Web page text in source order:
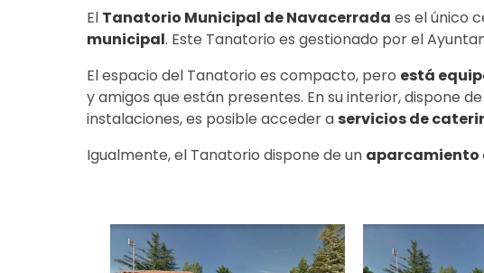
El Tanatorio Municipal de Navacerrada es el único
municipal. Este Tanatorio es gestionado por el
El espacio del Tanatorio es compacto, pero está
y amigos que están presentes. En su interior, dispone de
instalaciones, es posible acceder a servicios de
Igualmente, el Tanatorio dispone de un aparcamiento